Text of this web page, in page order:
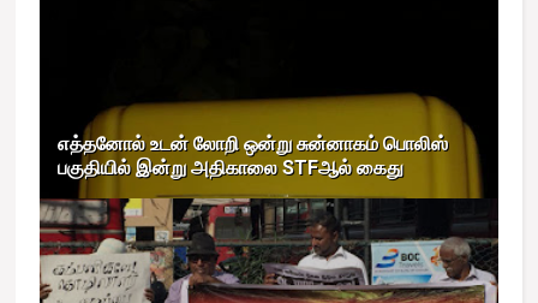
எத்தனோல் உடன் லோறி ஒன்று சுன்னாகம் பொலிஸ்
பகுதியில் இன்று அதிகாலை STFஆல் கைது